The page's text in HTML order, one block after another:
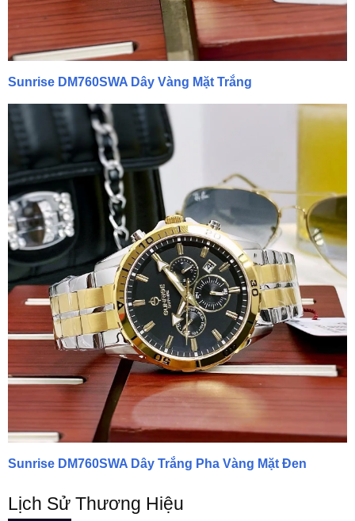
Sunrise DM760SWA Dây Vàng Mặt Trắng
Sunrise DM760SWA Dây Trắng Pha Vàng Mặt Đen
Lịch Sử Thương Hiệu